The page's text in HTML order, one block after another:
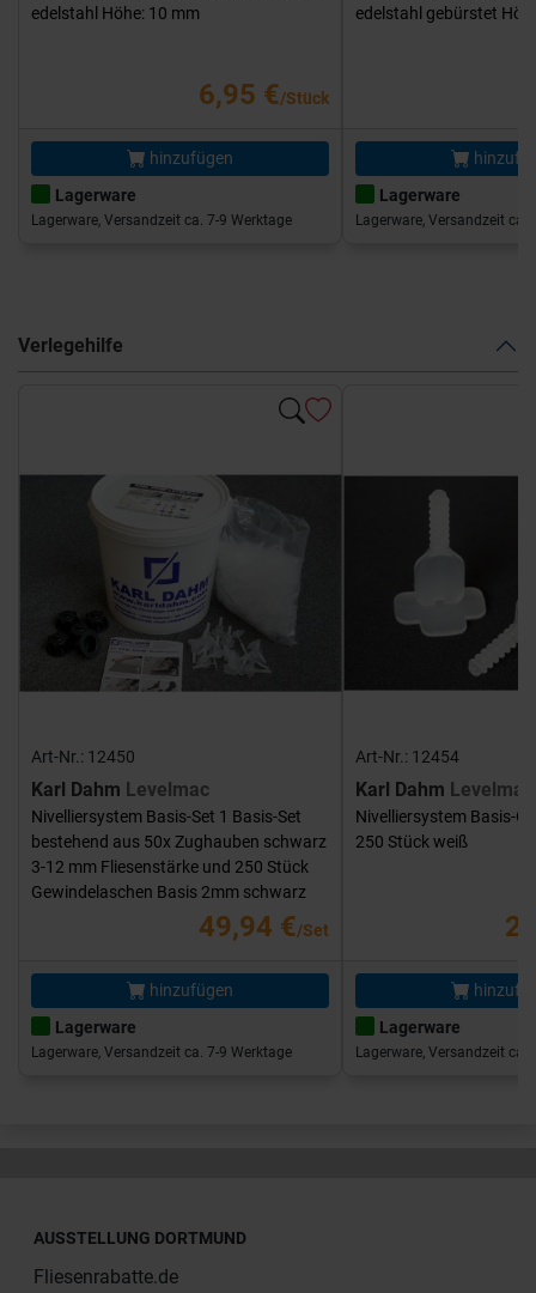
edelstahl Höhe: 10 mm
6,95 €/Stück
hinzufügen
Lagerware
Lagerware, Versandzeit ca. 7-9 Werktage
edelstahl gebürstet
Lagerware
Lagerware, Versandzeit ca.
Verlegehilfe
Art-Nr.: 12450
Karl Dahm Levelmac
Nivelliersystem Basis-Set 1 Basis-Set
bestehend aus 50x Zughauben schwarz
3-12 mm Fliesenstärke und 250 Stück
Gewindelaschen Basis 2mm schwarz
49,94 €/Set
hinzufügen
Lagerware
Lagerware, Versandzeit ca. 7-9 Werktage
Art-Nr.: 12454
Karl Dahm Levelmac
Nivelliersystem Basis-
250 Stück weiß
Lagerware
Lagerware, Versandzeit ca.
AUSSTELLUNG DORTMUND
Fliesenrabatte.de